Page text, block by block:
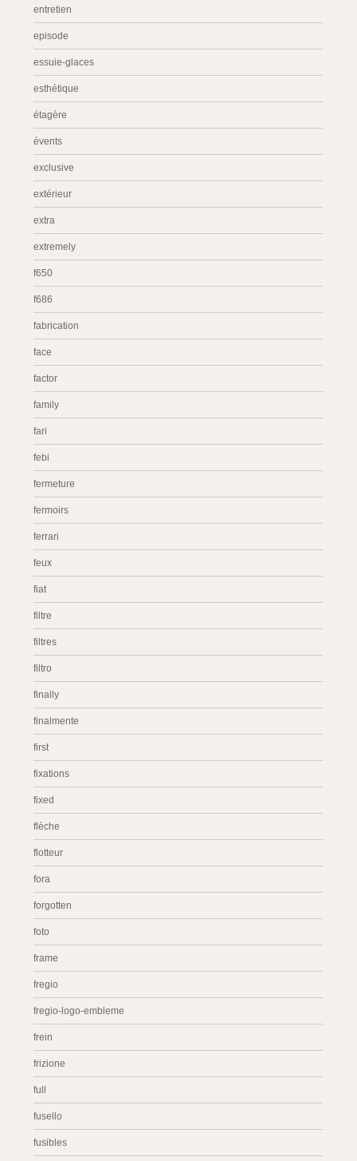
entretien
episode
essuie-glaces
esthétique
étagère
évents
exclusive
extérieur
extra
extremely
f650
f686
fabrication
face
factor
family
fari
febi
fermeture
fermoirs
ferrari
feux
fiat
filtre
filtres
filtro
finally
finalmente
first
fixations
fixed
flèche
flotteur
fora
forgotten
foto
frame
fregio
fregio-logo-embleme
frein
frizione
full
fusello
fusibles